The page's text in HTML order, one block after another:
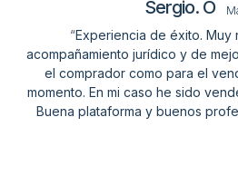
Sergio. O
“Experiencia de éxito. Muy
acompañamiento jurídico y de
el comprador como para el
momento. En mi caso he sido
Buena plataforma y buenos